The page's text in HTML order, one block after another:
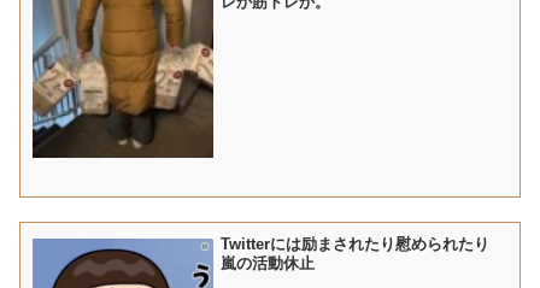
Twitterには励まされたり慰められたり
嵐の活動休止